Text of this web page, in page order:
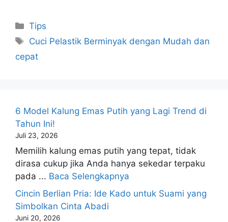
Kategori
Tips
Tag
Cuci Pelastik Berminyak dengan Mudah dan
cepat
6 Model Kalung Emas Putih yang Lagi Trend di
Tahun Ini!
Juli 23, 2026
Memilih kalung emas putih yang tepat, tidak
dirasa cukup jika Anda hanya sekedar terpaku
pada ... Baca Selengkapnya
Cincin Berlian Pria: Ide Kado untuk Suami yang
Simbolkan Cinta Abadi
Juni 20, 2026